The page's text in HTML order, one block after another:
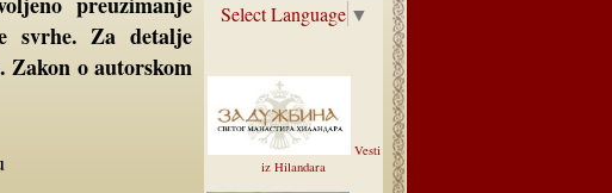
svrhe. Za detalje
Zakon o autorskom
Select Language ▼
Vesti
iz Hilandara